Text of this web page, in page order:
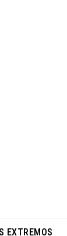
EXTREMOS